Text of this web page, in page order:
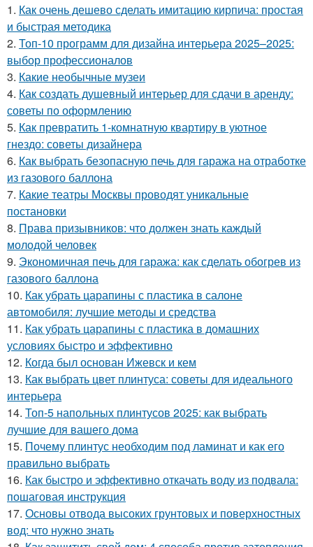
1. Как очень дешево сделать имитацию кирпича: простая
и быстрая методика
2. Топ-10 программ для дизайна интерьера 2025–2025:
выбор профессионалов
3. Какие необычные музеи
4. Как создать душевный интерьер для сдачи в аренду:
советы по оформлению
5. Как превратить 1-комнатную квартиру в уютное
гнездо: советы дизайнера
6. Как выбрать безопасную печь для гаража на отработке
из газового баллона
7. Какие театры Москвы проводят уникальные
постановки
8. Права призывников: что должен знать каждый
молодой человек
9. Экономичная печь для гаража: как сделать обогрев из
газового баллона
10. Как убрать царапины с пластика в салоне
автомобиля: лучшие методы и средства
11. Как убрать царапины с пластика в домашних
условиях быстро и эффективно
12. Когда был основан Ижевск и кем
13. Как выбрать цвет плинтуса: советы для идеального
интерьера
14. Топ-5 напольных плинтусов 2025: как выбрать
лучшие для вашего дома
15. Почему плинтус необходим под ламинат и как его
правильно выбрать
16. Как быстро и эффективно откачать воду из подвала:
пошаговая инструкция
17. Основы отвода высоких грунтовых и поверхностных
вод: что нужно знать